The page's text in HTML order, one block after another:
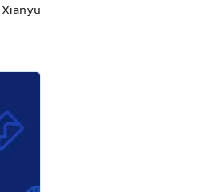
Xianyu با بیش از ۵۰ میلیون نصب فعال توسط فلاتر توسعه داده شده‌اند.